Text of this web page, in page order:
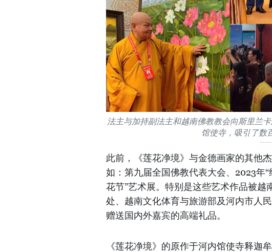
法主与加持副法主和越南佛教教会向斯里兰
馆使寺，吸引了数
此前，《莲花净境》与金德画家的其他
如：第九届全国佛教代表大会、2023年
花节”艺术展。特别是这些艺术作品被
处、越南文化体育与旅游部及河内市人
赠送国内外嘉宾的高端礼品。
《莲花净境》的原作于河内馆使寺释迦